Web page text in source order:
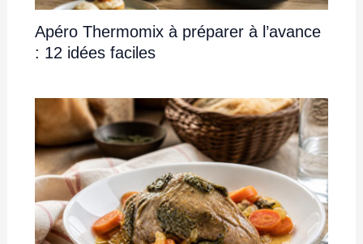
Apéro Thermomix à préparer à l’avance
: 12 idées faciles